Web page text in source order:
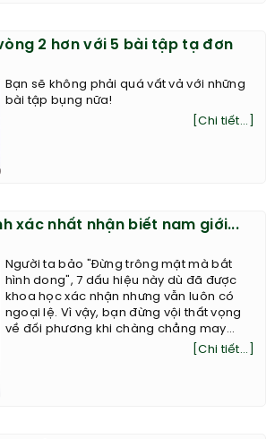
2 hơn với 5 bài tập tạ đơn
Bạn sẽ không phải quá vất vả với những
bài tập bụng nữa!
[Chi tiết...]
xác nhất nhận biết nam giới...
Người ta bảo "Đừng trông mặt mà bắt
hình dong", 7 dấu hiệu này dù đã được
khoa học xác nhận nhưng vẫn luôn có
ngoại lệ. Vì vậy, bạn đừng vội thất vọng
về đối phương khi chàng chẳng may...
[Chi tiết...]